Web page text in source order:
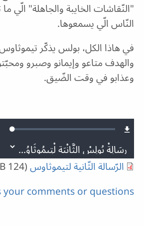
"النّقاشات الخايبة والجاهلة" الّي
النّاس الّي يسمعوها.
في هاذا الكل، بولس يذكّر
والهدف متاعو وإيمانو وصبرو
وعذابو في وقت الضّيق.
Loaded:
الرّسالة الثّانية لتيموثاوس (124 KB)
your comments or questions